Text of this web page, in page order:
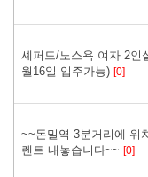
셰퍼드/노스욕 여자 2인
월16일 입주가능) [0]
~~돈밀역 3분거리에 위
렌트 내놓습니다~~ [0]